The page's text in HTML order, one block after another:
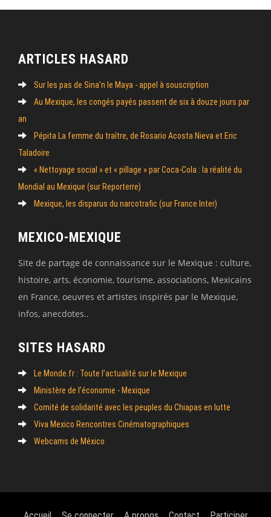
ARTICLES HASARD
Sur les pas de Sina’n le Maya - appel à souscription
Au Mexique, les congés payés passent de six à douze jours par
an
Pépita La femme du traître, de Rosario Acosta Nieva et Eric
Taladoire
« Nettoyage social » et « pillage » par Coca-Cola : la réalité du
Mondial au Mexique (sur Reporterre)
Mexique, les disparus du narcotrafic (sur France Inter)
MEXICO-MEXIQUE
Site de partage de connaissance sur le Mexique : culture,
histoire, arts, économie, tourisme, associations, Mexicains
en France, oeuvres et artistes inspirés par le Mexique,
infos, anecdotes..
SITES HASARD
Le Monde.fr : Toute l’actualité sur le Mexique
Ministère de l’économie - Mexique
Comité de solidarité avec les peuples du Chiapas en lutte
Viva Mexico Rencontres Cinématographiques
Webcams de México